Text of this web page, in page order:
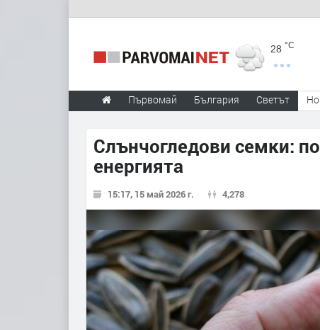
28 °C
Първомай България Светът
Слънчогледови семки:
енергията
15:17, 15 май 2026 г. 4,278